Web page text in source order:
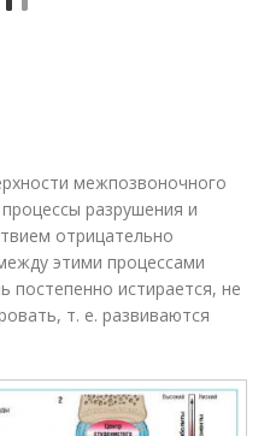
межпозвоночного
разрушения и
отрицательно
этими процессами
постепенно истирается, не
т. е. развиваются